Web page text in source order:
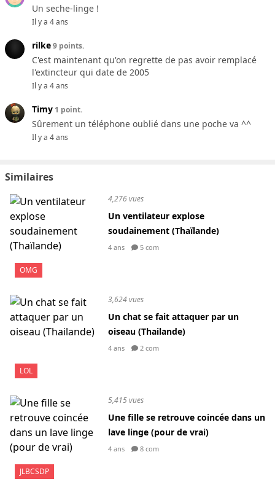
Un seche-linge !
Il y a 4 ans
rilke9 points.
C'est maintenant qu'on regrette de pas avoir remplacé
l'extincteur qui date de 2005
Il y a 4 ans
Timy 1 point.
Sûrement un téléphone oublié dans une poche va ^^
Il y a 4 ans
Similaires
OMG
4,276 vues
Un ventilateur explose
soudainement (Thaïlande)
4 ans 5 com
LOL
3,624 vues
Un chat se fait attaquer par un
oiseau (Thailande)
4 ans 2 com
JLBCSDP
5,415 vues
Une fille se retrouve coincée dans un
lave linge (pour de vrai)
4 ans 8 com